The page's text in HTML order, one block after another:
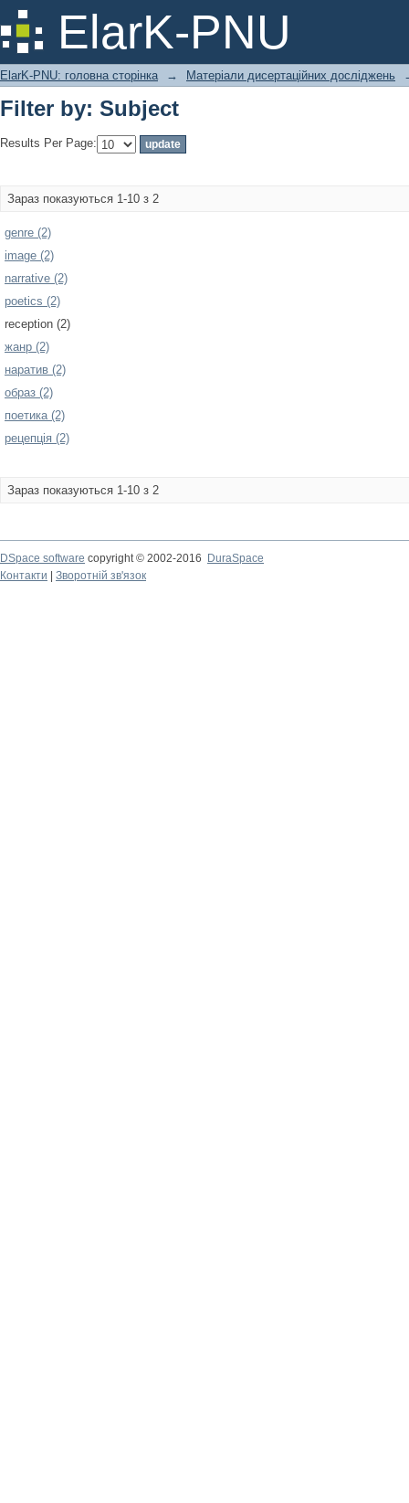
ElarK-PNU
Filter by: Subject
ElarK-PNU: головна сторінка → Матеріали дисертаційних досліджень
Filter by: Subject
Results Per Page:
Зараз показуються 1-10 з 2
genre (2)
image (2)
narrative (2)
poetics (2)
reception (2)
жанр (2)
наратив (2)
образ (2)
поетика (2)
рецепція (2)
Зараз показуються 1-10 з 2
DSpace software copyright © 2002-2016
DuraSpace
Контакти
Зворотній зв'язок